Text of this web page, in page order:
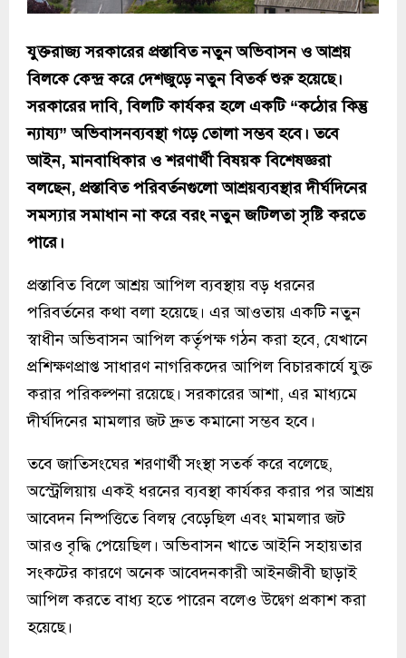
যুক্তরাজ্য সরকারের প্রস্তাবিত নতুন অভিবাসন ও আশ্রয়
বিলকে কেন্দ্র করে দেশজুড়ে নতুন বিতর্ক শুরু হয়েছে।
সরকারের দাবি, বিলটি কার্যকর হলে একটি “কঠোর কিন্তু
ন্যায্য” অভিবাসনব্যবস্থা গড়ে তোলা সম্ভব হবে। তবে
আইন, মানবাধিকার ও শরণার্থী বিষয়ক বিশেষজ্ঞরা
বলছেন, প্রস্তাবিত পরিবর্তনগুলো আশ্রয়ব্যবস্থার দীর্ঘদিনের
সমস্যার সমাধান না করে বরং নতুন জটিলতা সৃষ্টি করতে
পারে।
প্রস্তাবিত বিলে আশ্রয় আপিল ব্যবস্থায় বড় ধরনের
পরিবর্তনের কথা বলা হয়েছে। এর আওতায় একটি নতুন
স্বাধীন অভিবাসন আপিল কর্তৃপক্ষ গঠন করা হবে, যেখানে
প্রশিক্ষণপ্রাপ্ত সাধারণ নাগরিকদের আপিল বিচারকার্যে যুক্ত
করার পরিকল্পনা রয়েছে। সরকারের আশা, এর মাধ্যমে
দীর্ঘদিনের মামলার জট দ্রুত কমানো সম্ভব হবে।
তবে জাতিসংঘের শরণার্থী সংস্থা সতর্ক করে বলেছে,
অস্ট্রেলিয়ায় একই ধরনের ব্যবস্থা কার্যকর করার পর আশ্রয়
আবেদন নিষ্পত্তিতে বিলম্ব বেড়েছিল এবং মামলার জট
আরও বৃদ্ধি পেয়েছিল। অভিবাসন খাতে আইনি সহায়তার
সংকটের কারণে অনেক আবেদনকারী আইনজীবী ছাড়াই
আপিল করতে বাধ্য হতে পারেন বলেও উদ্বেগ প্রকাশ করা
হয়েছে।